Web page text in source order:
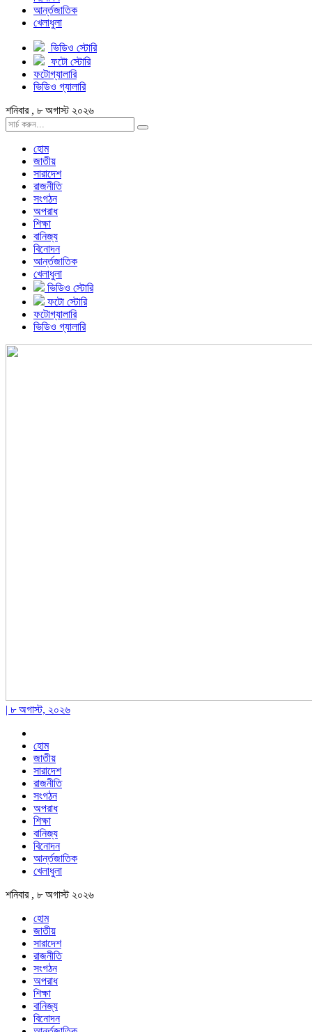
আর্ন্তজাতিক
খেলাধুলা
ভিডিও স্টোরি
ফটো স্টোরি
ফটোগ্যালারি
ভিডিও গ্যালারি
শনিবার , ৮ অগাস্ট ২০২৬
হোম
জাতীয়
সারাদেশ
রাজনীতি
সংগঠন
অপরাধ
শিক্ষা
বানিজ্য
বিনোদন
আর্ন্তজাতিক
খেলাধুলা
ভিডিও স্টোরি
ফটো স্টোরি
ফটোগ্যালারি
ভিডিও গ্যালারি
| ৮ অগাস্ট, ২০২৬
হোম
জাতীয়
সারাদেশ
রাজনীতি
সংগঠন
অপরাধ
শিক্ষা
বানিজ্য
বিনোদন
আর্ন্তজাতিক
খেলাধুলা
শনিবার , ৮ অগাস্ট ২০২৬
হোম
জাতীয়
সারাদেশ
রাজনীতি
সংগঠন
অপরাধ
শিক্ষা
বানিজ্য
বিনোদন